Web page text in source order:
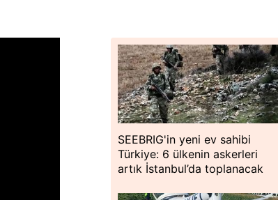
SEEBRIG'in yeni ev sahibi
Türkiye: 6 ülkenin askerleri
artık İstanbul’da toplanacak